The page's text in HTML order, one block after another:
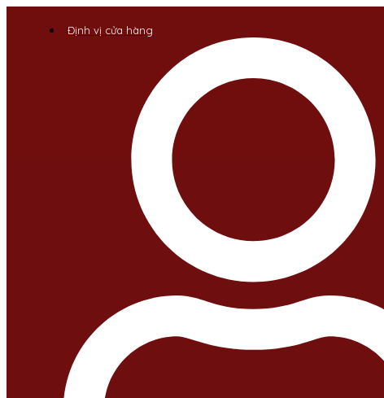
Định vị cửa hàng